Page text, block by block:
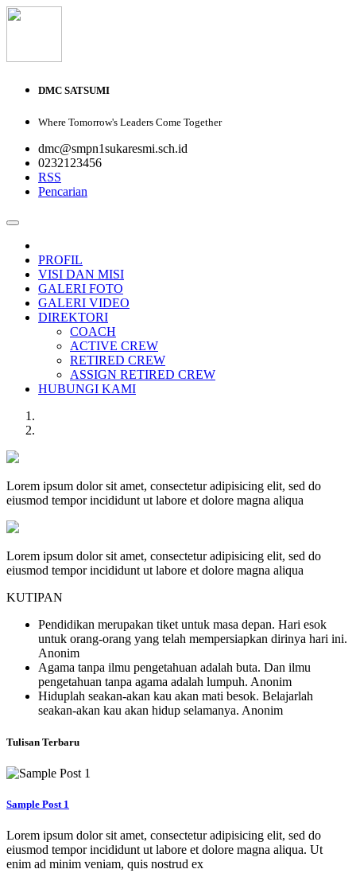
DMC SATSUMI
Where Tomorrow's Leaders Come Together
dmc@smpn1sukaresmi.sch.id
0232123456
RSS
Pencarian
PROFIL
VISI DAN MISI
GALERI FOTO
GALERI VIDEO
DIREKTORI
COACH
ACTIVE CREW
RETIRED CREW
ASSIGN RETIRED CREW
HUBUNGI KAMI
Lorem ipsum dolor sit amet, consectetur adipisicing elit, sed do
eiusmod tempor incididunt ut labore et dolore magna aliqua
Lorem ipsum dolor sit amet, consectetur adipisicing elit, sed do
eiusmod tempor incididunt ut labore et dolore magna aliqua
KUTIPAN
Pendidikan merupakan tiket untuk masa depan. Hari esok
untuk orang-orang yang telah mempersiapkan dirinya hari ini.
Anonim
Agama tanpa ilmu pengetahuan adalah buta. Dan ilmu
pengetahuan tanpa agama adalah lumpuh. Anonim
Hiduplah seakan-akan kau akan mati besok. Belajarlah
seakan-akan kau akan hidup selamanya. Anonim
Tulisan Terbaru
Sample Post 1
Lorem ipsum dolor sit amet, consectetur adipisicing elit, sed do
eiusmod tempor incididunt ut labore et dolore magna aliqua. Ut
enim ad minim veniam, quis nostrud ex